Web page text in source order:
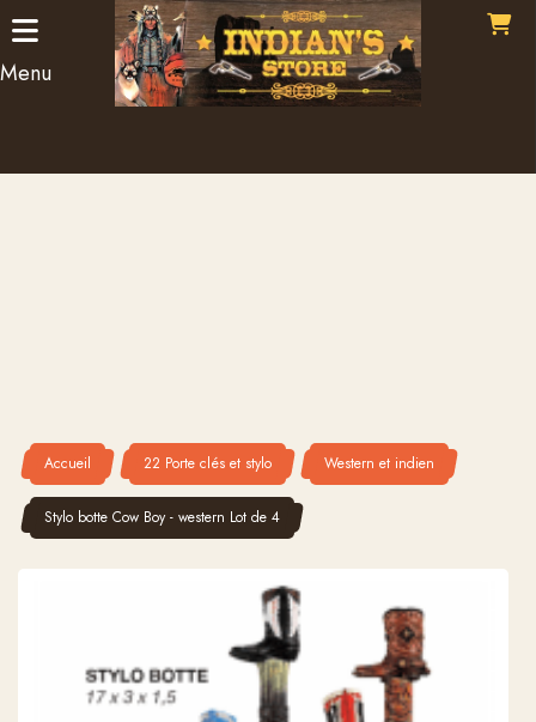
Menu
Accueil 22 Porte clés et stylo Western et indien
Stylo botte Cow Boy - western Lot de 4
Panneau de gestion des cookies